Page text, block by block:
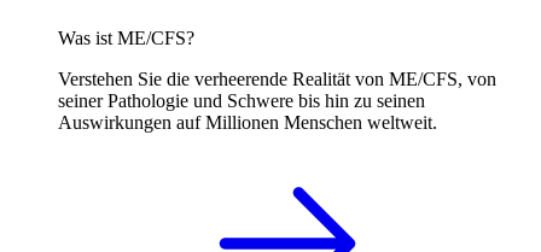
Was ist ME/CFS?
Verstehen Sie die verheerende Realität von ME/CFS, von
seiner Pathologie und Schwere bis hin zu seinen
Auswirkungen auf Millionen Menschen weltweit.